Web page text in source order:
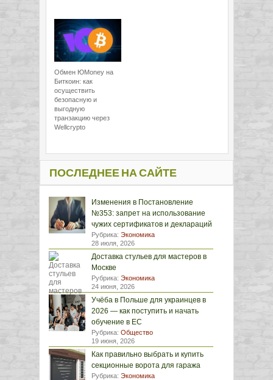
Обмен ЮMoney на
Биткоин: как
осуществить
безопасную и
выгодную
транзакцию через
Wellcrypto
ПОСЛЕДНЕЕ НА САЙТЕ
Изменения в Постановление
№353: запрет на использование
чужих сертификатов и деклараций
Рубрика: Экономика
28 июля, 2026
Доставка стульев для мастеров в
Москве
Рубрика: Экономика
24 июня, 2026
Учёба в Польше для украинцев в
2026 — как поступить и начать
обучение в ЕС
Рубрика: Общество
19 июня, 2026
Как правильно выбрать и купить
секционные ворота для гаража
Рубрика: Экономика